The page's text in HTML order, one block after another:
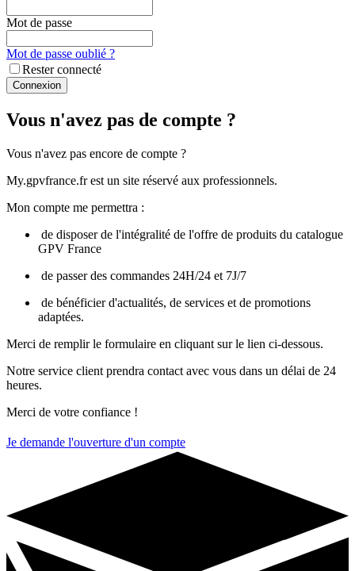
Mot de passe
Mot de passe oublié ?
Rester connecté
Connexion
Vous n'avez pas de compte ?
Vous n'avez pas encore de compte ?
My.gpvfrance.fr est un site réservé aux professionnels.
Mon compte me permettra :
de disposer de l'intégralité de l'offre de produits du catalogue
GPV France
de passer des commandes 24H/24 et 7J/7
de bénéficier d'actualités, de services et de promotions
adaptées.
Merci de remplir le formulaire en cliquant sur le lien ci-dessous.
Notre service client prendra contact avec vous dans un délai de 24
heures.
Merci de votre confiance !
Je demande l'ouverture d'un compte